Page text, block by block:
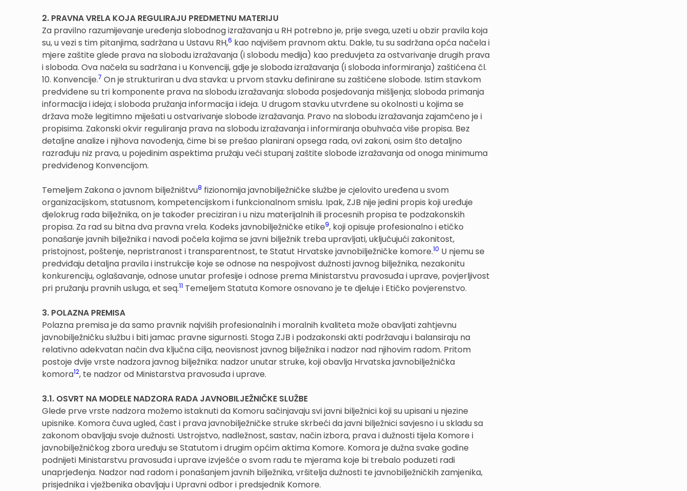
2. PRAVNA VRELA KOJA REGULIRAJU PREDMETNU MATERIJU
Za pravilno razumijevanje uređenja slobodnog izražavanja u RH potrebno je, prije svega, uzeti u obzir pravila koja
su, u vezi s tim pitanjima, sadržana u Ustavu RH,6 kao najvišem pravnom aktu. Dakle, tu su sadržana opća načela i
mjere zaštite glede prava na slobodu izražavanja (i slobodu medija) kao preduvjeta za ostvarivanje drugih prava
i sloboda. Ova načela su sadržana i u Konvenciji, gdje je sloboda izražavanja (i sloboda informiranja) zaštićena čl.
10. Konvencije.7 On je strukturiran u dva stavka: u prvom stavku definirane su zaštićene slobode. Istim stavkom
predviđene su tri komponente prava na slobodu izražavanja: sloboda posjedovanja mišljenja; sloboda primanja
informacija i ideja; i sloboda pružanja informacija i ideja. U drugom stavku utvrđene su okolnosti u kojima se
država može legitimno miješati u ostvarivanje slobode izražavanja. Pravo na slobodu izražavanja zajamčeno je i
propisima. Zakonski okvir reguliranja prava na slobodu izražavanja i informiranja obuhvaća više propisa. Bez
detaljne analize i njihova navođenja, čime bi se prešao planirani opsega rada, ovi zakoni, osim što detaljno
razrađuju niz prava, u pojedinim aspektima pružaju veći stupanj zaštite slobode izražavanja od onoga minimuma
predviđenog Konvencijom.
Temeljem Zakona o javnom bilježništvu8 fizionomija javnobilježničke službe je cjelovito uređena u svom
organizacijskom, statusnom, kompetencijskom i funkcionalnom smislu. Ipak, ZJB nije jedini propis koji uređuje
djelokrug rada bilježnika, on je također preciziran i u nizu materijalnih ili procesnih propisa te podzakonskih
propisa. Za rad su bitna dva pravna vrela. Kodeks javnobilježničke etike9, koji opisuje profesionalno i etičko
ponašanje javnih bilježnika i navodi počela kojima se javni bilježnik treba upravljati, uključujući zakonitost,
pristojnost, poštenje, nepristranost i transparentnost, te Statut Hrvatske javnobilježničke komore.10 U njemu se
predviđaju detaljna pravila i instrukcije koje se odnose na nespojivost dužnosti javnog bilježnika, nezakonitu
konkurenciju, oglašavanje, odnose unutar profesije i odnose prema Ministarstvu pravosuđa i uprave, povjerljivost
pri pružanju pravnih usluga, et seq.11 Temeljem Statuta Komore osnovano je te djeluje i Etičko povjerenstvo.
3. POLAZNA PREMISA
Polazna premisa je da samo pravnik najviših profesionalnih i moralnih kvaliteta može obavljati zahtjevnu
javnobilježničku službu i biti jamac pravne sigurnosti. Stoga ZJB i podzakonski akti podržavaju i balansiraju na
relativno adekvatan način dva ključna cilja, neovisnost javnog bilježnika i nadzor nad njihovim radom. Pritom
postoje dvije vrste nadzora javnog bilježnika: nadzor unutar struke, koji obavlja Hrvatska javnobilježnička
komora12, te nadzor od Ministarstva pravosuđa i uprave.
3.1. OSVRT NA MODELE NADZORA RADA JAVNOBILJEŽNIČKE SLUŽBE
Glede prve vrste nadzora možemo istaknuti da Komoru sačinjavaju svi javni bilježnici koji su upisani u njezine
upisnike. Komora čuva ugled, čast i prava javnobilježničke struke skrbeći da javni bilježnici savjesno i u skladu sa
zakonom obavljaju svoje dužnosti. Ustrojstvo, nadležnost, sastav, način izbora, prava i dužnosti tijela Komore i
javnobilježničkog zbora uređuju se Statutom i drugim općim aktima Komore. Komora je dužna svake godine
podnijeti Ministarstvu pravosuđa i uprave izvješće o svom radu te mjerama koje bi trebalo poduzeti radi
unaprjeđenja. Nadzor nad radom i ponašanjem javnih bilježnika, vršitelja dužnosti te javnobilježničkih zamjenika,
prisjednika i vježbenika obavljaju i Upravni odbor i predsjednik Komore.